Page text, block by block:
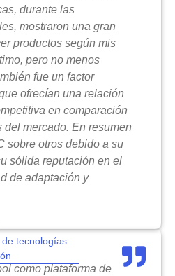
durante las
mostraron una gran
productos según mis
pero no menos
fue un factor
ofrecían una relación
en comparación
del mercado. En resumen
sobre otros debido a su
sólida reputación en el
de adaptación y
tecnologías
como plataforma de